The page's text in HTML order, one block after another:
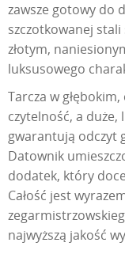
zawsze gotowy do
szczotkowanej
złotym,
luksusowego
Tarcza w
czytelność, a duże,
gwarantują odczyt
Datownik
dodatek, który
Całość jest
najwyższą jakość